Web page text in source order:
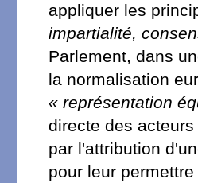
appliquer les
impartialité,
Parlement, dans
la normalisation
« représentation
directe des
par l'attribution
pour leur